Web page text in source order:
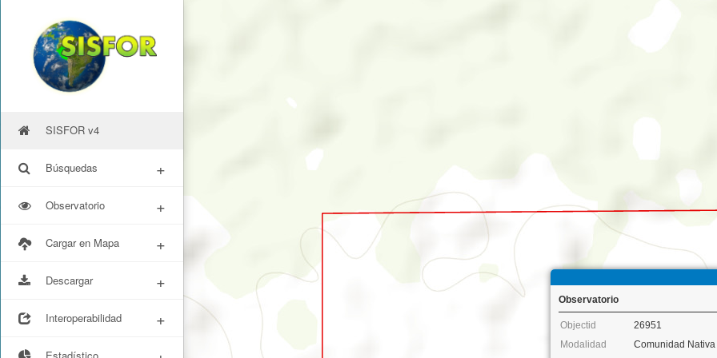
SISFOR v4
Búsquedas +
Observatorio +
Cargar en Mapa +
Descargar +
Interoperabilidad +
Observatorio
Objectid
26951
Modalidad
Comunidad Nativa